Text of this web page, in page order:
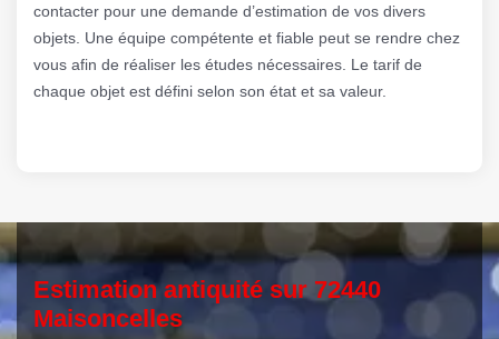
contacter pour une demande d’estimation de vos divers
objets. Une équipe compétente et fiable peut se rendre chez
vous afin de réaliser les études nécessaires. Le tarif de
chaque objet est défini selon son état et sa valeur.
Estimation antiquité sur 72440
Maisoncelles